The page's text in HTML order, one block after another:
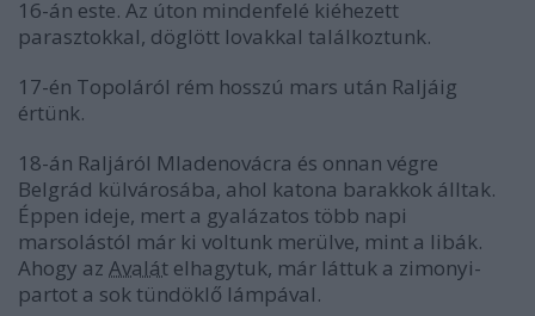
16-án este. Az úton mindenfelé kiéhezett
parasztokkal, döglött lovakkal találkoztunk.
17-én Topoláról rém hosszú mars után Raljáig
értünk.
18-án Raljáról Mladenovácra és onnan végre
Belgrád külvárosába, ahol katona barakkok álltak.
Éppen ideje, mert a gyalázatos több napi
marsolástól már ki voltunk merülve, mint a libák.
Ahogy az Avalát elhagytuk, már láttuk a zimonyi-
partot a sok tündöklő lámpával.